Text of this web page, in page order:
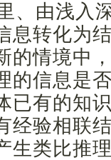
、由浅入
息转化为
的情境中
的信息是
已有的知
经验相联
生类比推